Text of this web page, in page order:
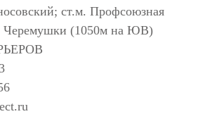
ст.м. Профсоюзная
Черемушки (1050м на ЮВ)